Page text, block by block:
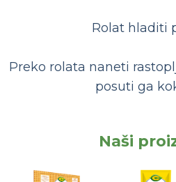
Rolat hladiti
Preko rolata naneti
posuti ga
Naši